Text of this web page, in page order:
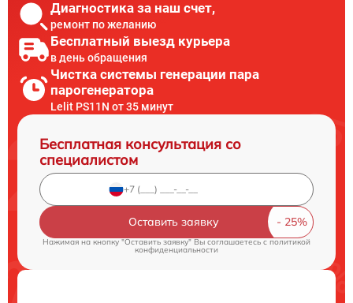
Диагностика за наш счет,
ремонт по желанию
Бесплатный выезд курьера
в день обращения
Чистка системы генерации пара
парогенератора
Lelit PS11N от 35 минут
Бесплатная консультация со
специалистом
Оставить заявку
Нажимая на кнопку "Оставить заявку" Вы соглашаетесь cполитикой
конфиденциальности